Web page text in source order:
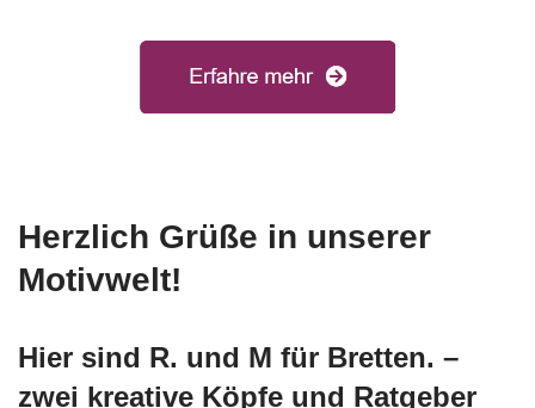
Herzlich Grüße in unserer
Motivwelt!
Hier sind R. und M für Bretten. –
zwei kreative Köpfe und Ratgeber